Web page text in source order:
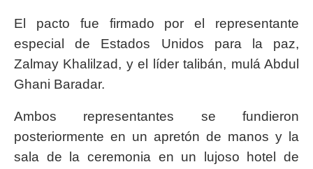
El pacto fue firmado por el representante
especial de Estados Unidos para la paz,
Zalmay Khalilzad, y el líder talibán, mulá Abdul
Ghani Baradar.
Ambos representantes se fundieron
posteriormente en un apretón de manos y la
sala de la ceremonia en un lujoso hotel de